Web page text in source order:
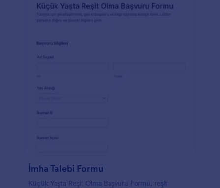
İmha Talebi Formu
Küçük Yaşta Reşit Olma Başvuru Formu, reşit